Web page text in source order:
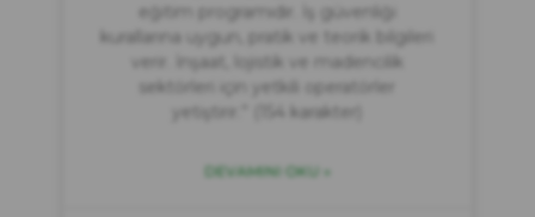
eğitim programıdır. İş güvenliği
kurallarına uygun, pratik ve teorik bilgileri
verir. İnşaat, lojistik ve madencilik
sektörleri için yetkili operatörler
yetiştirir.” (154 karakter)
DEVAMINI OKU »